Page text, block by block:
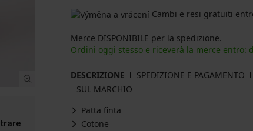
Cambi e resi gratuiti
Merce DISPONIBILE per la spedizione.
Ordini oggi stesso e riceverà la merce entro:
DESCRIZIONE SPEDIZIONE E PAGAMENTO
SUL MARCHIO
Patta finta
Cotone